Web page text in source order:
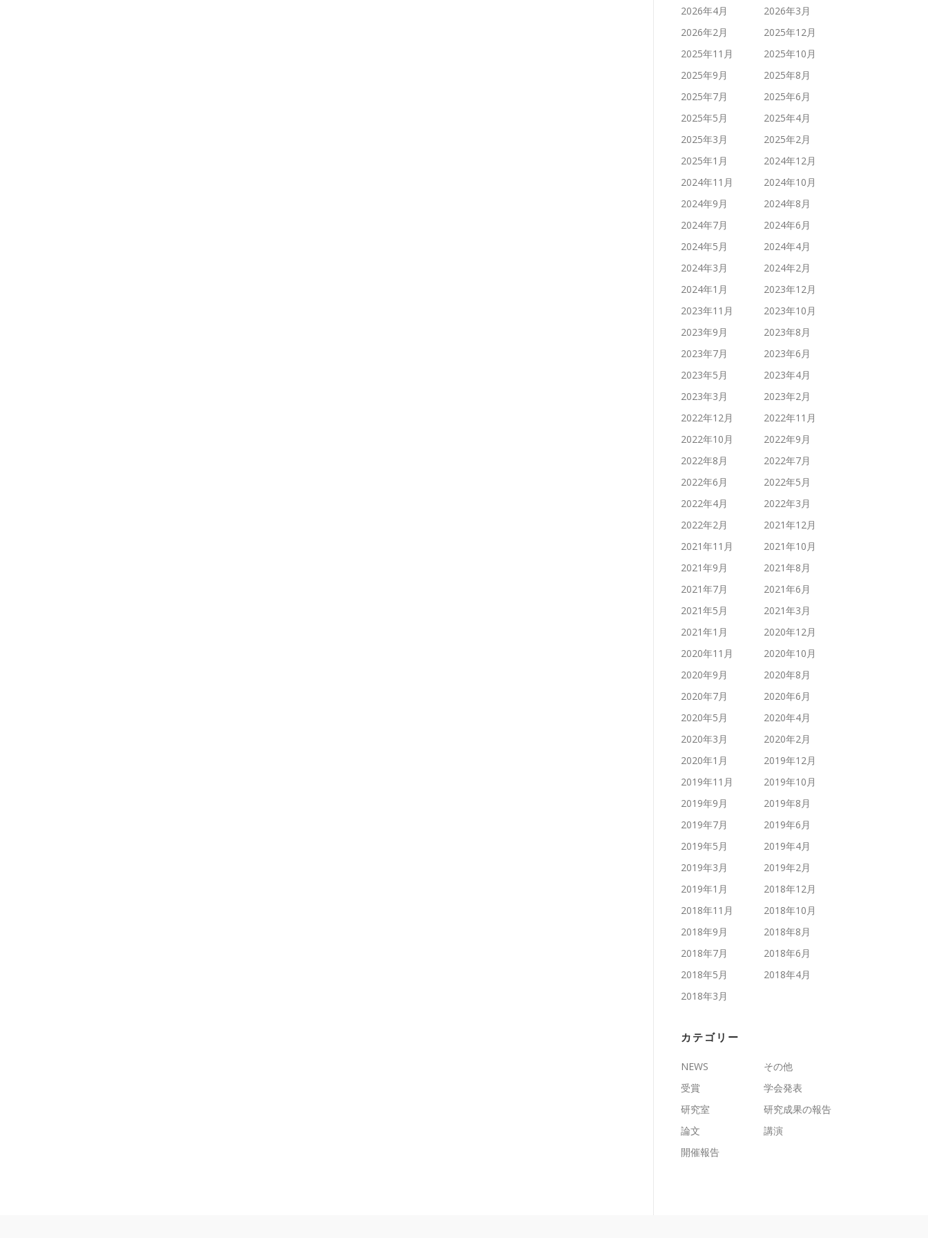
2026年4月
2026年3月
2026年2月
2025年12月
2025年11月
2025年10月
2025年9月
2025年8月
2025年7月
2025年6月
2025年5月
2025年4月
2025年3月
2025年2月
2025年1月
2024年12月
2024年11月
2024年10月
2024年9月
2024年8月
2024年7月
2024年6月
2024年5月
2024年4月
2024年3月
2024年2月
2024年1月
2023年12月
2023年11月
2023年10月
2023年9月
2023年8月
2023年7月
2023年6月
2023年5月
2023年4月
2023年3月
2023年2月
2022年12月
2022年11月
2022年10月
2022年9月
2022年8月
2022年7月
2022年6月
2022年5月
2022年4月
2022年3月
2022年2月
2021年12月
2021年11月
2021年10月
2021年9月
2021年8月
2021年7月
2021年6月
2021年5月
2021年3月
2021年1月
2020年12月
2020年11月
2020年10月
2020年9月
2020年8月
2020年7月
2020年6月
2020年5月
2020年4月
2020年3月
2020年2月
2020年1月
2019年12月
2019年11月
2019年10月
2019年9月
2019年8月
2019年7月
2019年6月
2019年5月
2019年4月
2019年3月
2019年2月
2019年1月
2018年12月
2018年11月
2018年10月
2018年9月
2018年8月
2018年7月
2018年6月
2018年5月
2018年4月
2018年3月
カテゴリー
NEWS
その他
受賞
学会発表
研究室
研究成果の報告
論文
講演
開催報告